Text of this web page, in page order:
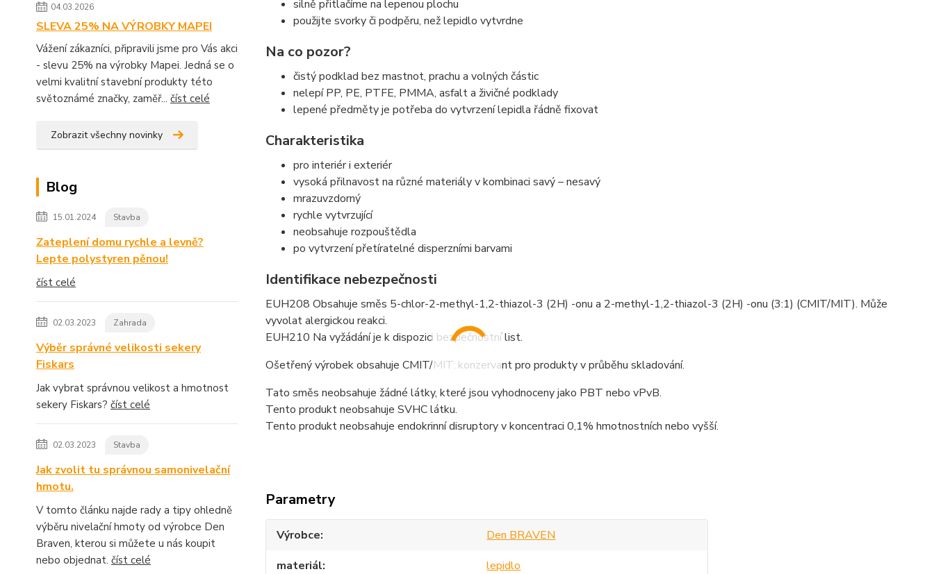
04.03.2026
SLEVA 25% NA VÝROBKY MAPEI
Vážení zákazníci, připravili jsme pro Vás akci
- slevu 25% na výrobky Mapei. Jedná se o
velmi kvalitní stavební produkty této
světoznámé značky, zaměř... číst celé
Zobrazit všechny novinky
Blog
15.01.2024 Stavba
Zateplení domu rychle a levně?
Lepte polystyren pěnou!
číst celé
02.03.2023 Zahrada
Výběr správné velikosti sekery
Fiskars
Jak vybrat správnou velikost a hmotnost
sekery Fiskars? číst celé
02.03.2023 Stavba
Jak zvolit tu správnou samonivelační
hmotu.
V tomto článku najde rady a tipy ohledně
výběru nivelační hmoty od výrobce Den
Braven, kterou si můžete u nás koupit
nebo objednat. číst celé
silně přitlačíme na lepenou plochu
použijte svorky či podpěru, než lepidlo vytvrdne
Na co pozor?
čistý podklad bez mastnot, prachu a volných částic
nelepí PP, PE, PTFE, PMMA, asfalt a živičné podklady
lepené předměty je potřeba do vytvrzení lepidla řádně fixovat
Charakteristika
pro interiér i exteriér
vysoká přilnavost na různé materiály v kombinaci savý – nesavý
mrazuvzdorný
rychle vytvrzující
neobsahuje rozpouštědla
po vytvrzení přetíratelné disperzními barvami
Identifikace nebezpečnosti
EUH208 Obsahuje směs 5-chlor-2-methyl-1,2-thiazol-3 (2H) -onu a 2-methyl-1,2-thiazol-3 (2H) -onu (3:1) (CMIT/MIT). Může
vyvolat alergickou reakci.
EUH210 Na vyžádání je k dispozici bezpečnostní list.
Ošetřený výrobek obsahuje CMIT/MIT: konzervant pro produkty v průběhu skladování.
Tato směs neobsahuje žádné látky, které jsou vyhodnoceny jako PBT nebo vPvB.
Tento produkt neobsahuje SVHC látku.
Tento produkt neobsahuje endokrinní disruptory v koncentraci 0,1% hmotnostních nebo vyšší.
Parametry
Výrobce
Den BRAVEN
materiál
lepidlo